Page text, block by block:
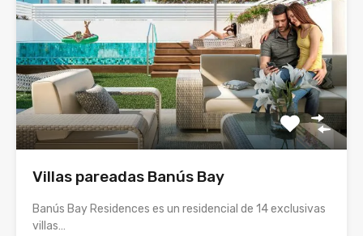
Villas pareadas Banús Bay
Banús Bay Residences es un residencial de 14 exclusivas
villas…